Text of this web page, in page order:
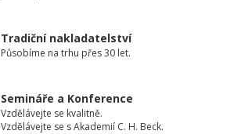
Tradiční nakladatelství
Působíme na trhu přes 30 let.
Semináře a Konference
Vzdělávejte se kvalitně.
Vzdělávejte se s Akademií C. H. Beck.